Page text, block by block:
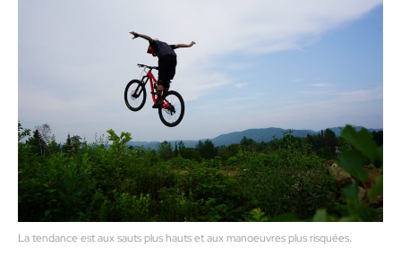
La tendance est aux sauts plus hauts et aux manoeuvres plus risquées.